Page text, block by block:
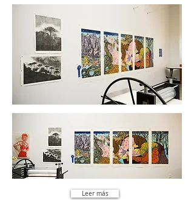
Leer más